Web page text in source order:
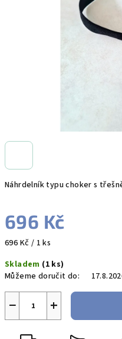
Náhrdelník typu choker s
696 Kč
Měrná
696 Kč / 1 ks
Skladem (1 ks)
Můžeme doručit do:
+
−
hvězdiček.